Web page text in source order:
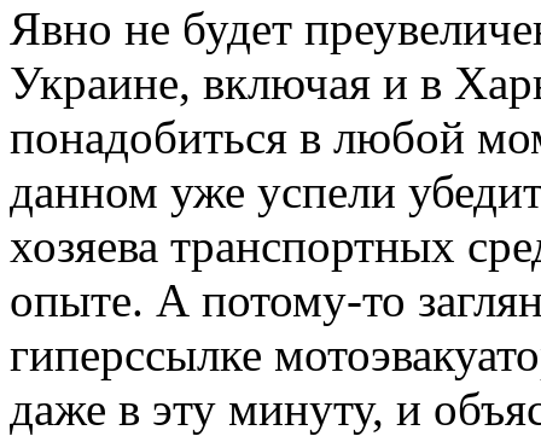
Явнo нe будет
Украине, включая и в
понадобиться в любой
данном уже успели
хозяева транспортных
опыте. А потому-то
гиперссылке
даже в эту минуту, и